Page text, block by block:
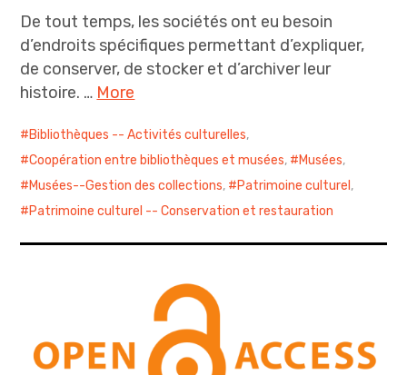
De tout temps, les sociétés ont eu besoin
d’endroits spécifiques permettant d’expliquer,
de conserver, de stocker et d’archiver leur
histoire. … More
Bibliothèques -- Activités culturelles,
Coopération entre bibliothèques et musées, Musées,
Musées--Gestion des collections, Patrimoine culturel ,
Patrimoine culturel -- Conservation et restauration